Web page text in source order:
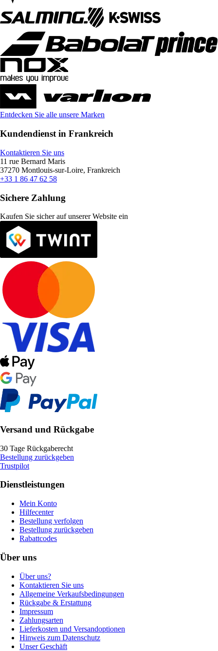
Entdecken Sie alle unsere Marken
Kundendienst in Frankreich
Kontaktieren Sie uns
11 rue Bernard Maris
37270 Montlouis-sur-Loire, Frankreich
+33 1 86 47 62 58
Sichere Zahlung
Kaufen Sie sicher auf unserer Website ein
Versand und Rückgabe
30 Tage Rückgaberecht
Bestellung zurückgeben
Trustpilot
Dienstleistungen
Mein Konto
Hilfecenter
Bestellung verfolgen
Bestellung zurückgeben
Rabattcodes
Über uns
Über uns?
Kontaktieren Sie uns
Allgemeine Verkaufsbedingungen
Rückgabe & Erstattung
Impressum
Zahlungsarten
Lieferkosten und Versandoptionen
Hinweis zum Datenschutz
Unser Geschäft